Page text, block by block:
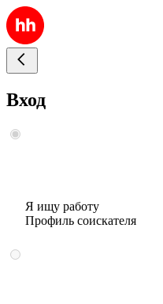
Вход
Я ищу работу
Профиль соискателя